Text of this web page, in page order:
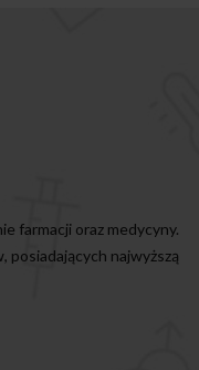
farmacji oraz medycyny.
najwyższą